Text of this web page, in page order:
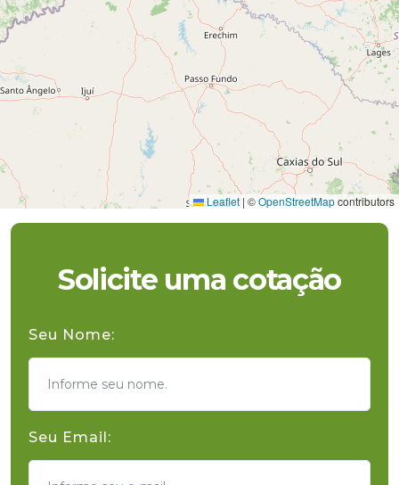
Leaflet | ©OpenStreetMapcontributors
Solicite uma cotação
Seu Nome:
Seu Email: